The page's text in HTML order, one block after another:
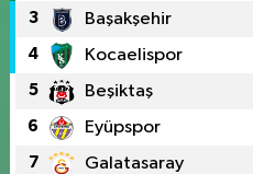
3 Başakşehir
4 Kocaelispor
5 Beşiktaş
6 Eyüpspor
7 Galatasaray